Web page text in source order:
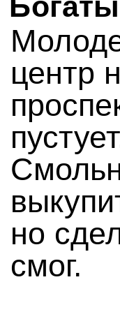
центр
но
смог.